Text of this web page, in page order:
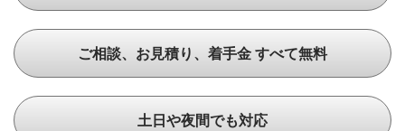
ご相談、お見積り、着手金 すべて無料
土日や夜間でも対応